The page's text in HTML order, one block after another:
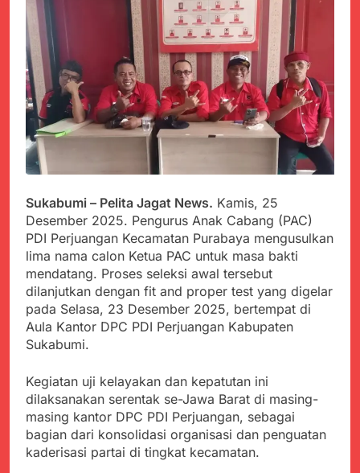
ADE SEBUT
PENYELENGGARAAN
SANGAT BAIK
Juli 22, 2024
Terungkap Dalang
Pemasok BHP Alkes ke
Puskesmas-
Puskesmas se-
kabupaten Sukabumi
selama 7 Tahun.
Juli 22, 2024
Warga Tersenyum
Bahagia Saat Satgas
Yonif 310/KK Bagikan
Puluhan Pakaian
Juli 22, 2024
Diduga Kadinkes Kab.
Sukabumi terlibat
dalam pengadaan obat
puskesmas.
Menkes diharap sidak
ke Dinkes dan keseluruh
Puskesmas di Kab.
Sukabumi terkait
Dugaan beredar nya
Obat obatan Kadaluarsa
Juli 21, 2024
Polres Sumenep
Ungkap Kasus
Pencabulan Terhadap
Anak
Juli 21, 2024
Kisruh terkait Dugaan
Puskesmas beli obat
akan Kadaluarsa,Ketua
Angkat Bicara
Juli 21, 2024
Satgas Yonif 310/KK
Lakukan Pengecatan
Dan Pembenahan
Juli 21, 2024
Kadinkes kab. Sukabumi
Angkat Bicara Terkait
Dugaan pembelian obat
yang akan Kadaluarsa
Juli 21, 2024
Sukabumi – Pelita Jagat News. Kamis, 25
Desember 2025. Pengurus Anak Cabang (PAC)
PDI Perjuangan Kecamatan Purabaya mengusulkan
lima nama calon Ketua PAC untuk masa bakti
mendatang. Proses seleksi awal tersebut
dilanjutkan dengan fit and proper test yang digelar
pada Selasa, 23 Desember 2025, bertempat di
Aula Kantor DPC PDI Perjuangan Kabupaten
Sukabumi.
Kegiatan uji kelayakan dan kepatutan ini
dilaksanakan serentak se-Jawa Barat di masing-
masing kantor DPC PDI Perjuangan, sebagai
bagian dari konsolidasi organisasi dan penguatan
kaderisasi partai di tingkat kecamatan.